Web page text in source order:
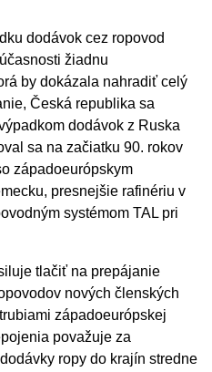
dodávok cez ropovod
žiadnu
by dokázala nahradiť celý
Česká republika sa
dodávok z Ruska
sa na začiatku 90. rokov
západoeurópskym
presnejšie rafinériu v
systémom TAL pri
tlačiť na prepájanie
nových členských
západoeurópskej
považuje za
ropy do krajín stredne